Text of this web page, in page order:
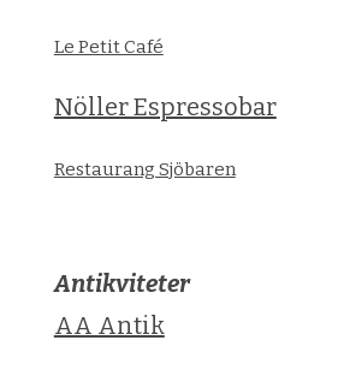
Le Petit Café
Nöller Espressobar
Restaurang Sjöbaren
Antikviteter
AA Antik